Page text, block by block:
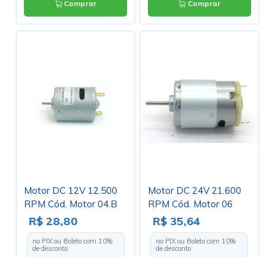
Comprar Comprar
Motor DC 12V 12.500
RPM Cód. Motor 04.B
R$ 28,80
no PIX ou Boleto com 10%
de desconto
Motor DC 24V 21.600
RPM Cód. Motor 06
R$ 35,64
no PIX ou Boleto com 10%
de desconto